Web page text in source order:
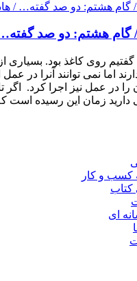
گام هشتم: دو صد گفته…
گفتیم روی کاغذ بود. بسیاری
اما نمی توانند آنرا در عمل
را در عمل نیز اجرا کرد. اگر
دارید زمان این رسیده
کسب و کار
کتاب
ای